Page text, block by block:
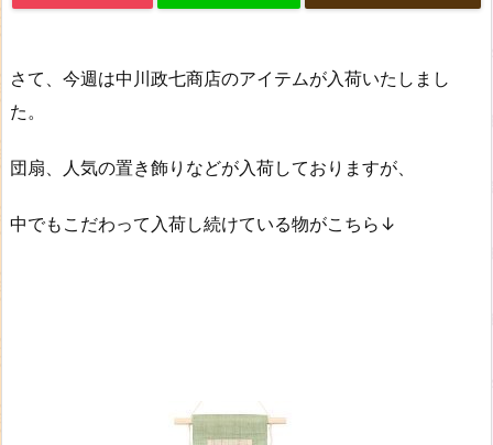
さて、今週は中川政七商店のアイテムが入荷いたしまし
た。
団扇、人気の置き飾りなどが入荷しておりますが、
中でもこだわって入荷し続けている物がこちら↓